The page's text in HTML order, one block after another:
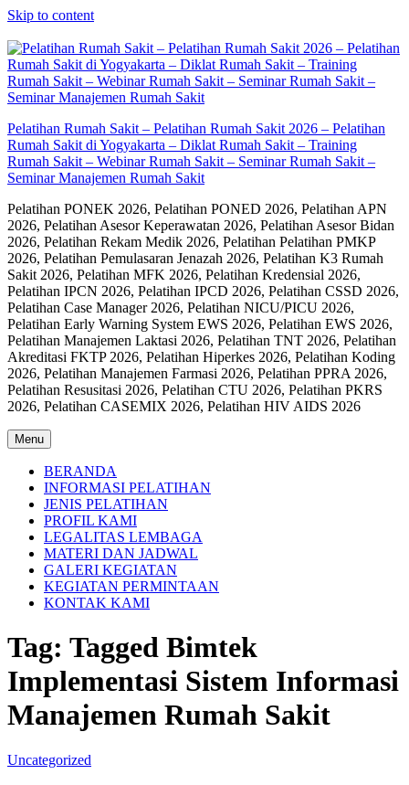
Skip to content
Pelatihan Rumah Sakit – Pelatihan Rumah Sakit 2026 – Pelatihan
Rumah Sakit di Yogyakarta – Diklat Rumah Sakit – Training
Rumah Sakit – Webinar Rumah Sakit – Seminar Rumah Sakit –
Seminar Manajemen Rumah Sakit
Pelatihan PONEK 2026, Pelatihan PONED 2026, Pelatihan APN
2026, Pelatihan Asesor Keperawatan 2026, Pelatihan Asesor Bidan
2026, Pelatihan Rekam Medik 2026, Pelatihan Pelatihan PMKP
2026, Pelatihan Pemulasaran Jenazah 2026, Pelatihan K3 Rumah
Sakit 2026, Pelatihan MFK 2026, Pelatihan Kredensial 2026,
Pelatihan IPCN 2026, Pelatihan IPCD 2026, Pelatihan CSSD 2026,
Pelatihan Case Manager 2026, Pelatihan NICU/PICU 2026,
Pelatihan Early Warning System EWS 2026, Pelatihan EWS 2026,
Pelatihan Manajemen Laktasi 2026, Pelatihan TNT 2026, Pelatihan
Akreditasi FKTP 2026, Pelatihan Hiperkes 2026, Pelatihan Koding
2026, Pelatihan Manajemen Farmasi 2026, Pelatihan PPRA 2026,
Pelatihan Resusitasi 2026, Pelatihan CTU 2026, Pelatihan PKRS
2026, Pelatihan CASEMIX 2026, Pelatihan HIV AIDS 2026
Menu
BERANDA
INFORMASI PELATIHAN
JENIS PELATIHAN
PROFIL KAMI
LEGALITAS LEMBAGA
MATERI DAN JADWAL
GALERI KEGIATAN
KEGIATAN PERMINTAAN
KONTAK KAMI
Tag: Tagged Bimtek
Implementasi Sistem Informasi
Manajemen Rumah Sakit
Uncategorized